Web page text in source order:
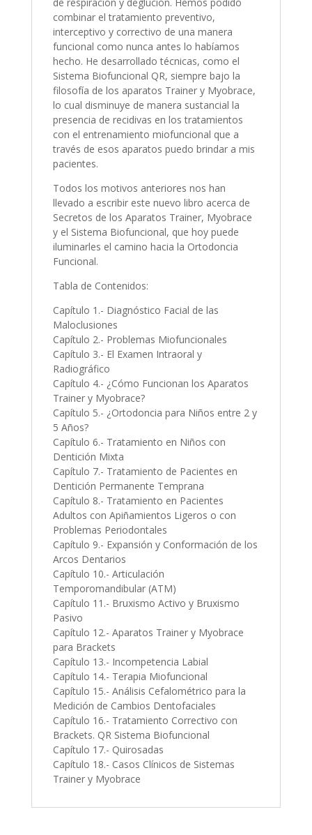
de respiración y deglución. Hemos podido
combinar el tratamiento preventivo,
interceptivo y correctivo de una manera
funcional como nunca antes lo habíamos
hecho. He desarrollado técnicas, como el
Sistema Biofuncional QR, siempre bajo la
filosofía de los aparatos Trainer y Myobrace,
lo cual disminuye de manera sustancial la
presencia de recidivas en los tratamientos
con el entrenamiento miofuncional que a
través de esos aparatos puedo brindar a mis
pacientes.
Todos los motivos anteriores nos han
llevado a escribir este nuevo libro acerca de
Secretos de los Aparatos Trainer, Myobrace
y el Sistema Biofuncional, que hoy puede
iluminarles el camino hacia la Ortodoncia
Funcional.
Tabla de Contenidos:
Capítulo 1.- Diagnóstico Facial de las
Maloclusiones
Capítulo 2.- Problemas Miofuncionales
Capítulo 3.- El Examen Intraoral y
Radiográfico
Capítulo 4.- ¿Cómo Funcionan los Aparatos
Trainer y Myobrace?
Capítulo 5.- ¿Ortodoncia para Niños entre 2 y
5 Años?
Capítulo 6.- Tratamiento en Niños con
Dentición Mixta
Capítulo 7.- Tratamiento de Pacientes en
Dentición Permanente Temprana
Capítulo 8.- Tratamiento en Pacientes
Adultos con Apiñamientos Ligeros o con
Problemas Periodontales
Capítulo 9.- Expansión y Conformación de los
Arcos Dentarios
Capítulo 10.- Articulación
Temporomandibular (ATM)
Capítulo 11.- Bruxismo Activo y Bruxismo
Pasivo
Capítulo 12.- Aparatos Trainer y Myobrace
para Brackets
Capítulo 13.- Incompetencia Labial
Capítulo 14.- Terapia Miofuncional
Capítulo 15.- Análisis Cefalométrico para la
Medición de Cambios Dentofaciales
Capítulo 16.- Tratamiento Correctivo con
Brackets. QR Sistema Biofuncional
Capítulo 17.- Quirosadas
Capítulo 18.- Casos Clínicos de Sistemas
Trainer y Myobrace